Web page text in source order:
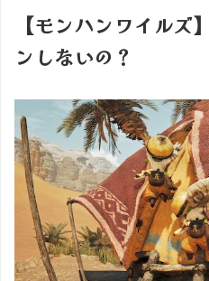
【モンハンワイルズ
ンしないの？